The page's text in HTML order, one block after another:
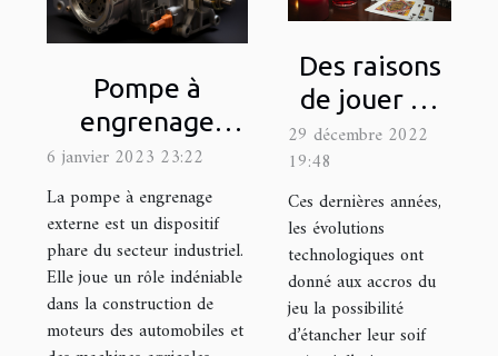
Pompe à
engrenage
externe : quel
est son
fonctionnement
?
6 janvier 2023 23:22
La pompe à engrenage
externe est un dispositif
phare du secteur industriel.
Elle joue un rôle indéniable
dans la construction de
moteurs des automobiles et
Des raisons
de jouer au
blackjack
29 décembre 2022
19:48
Ces dernières années,
les évolutions
technologiques ont
donné aux accros du
jeu la possibilité
d’étancher leur soif